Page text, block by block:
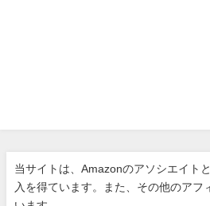
当サイトは、Amazonのアソシエイト
入を得ています。また、その他のアフ